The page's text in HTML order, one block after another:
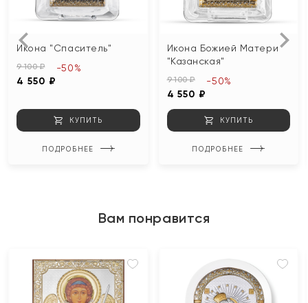
Икона "Спаситель"
9 100 ₽
4 550 ₽
-50%
КУПИТЬ
ПОДРОБНЕЕ
Икона Божией Матери
"Казанская"
9 100 ₽
4 550 ₽
-50%
КУПИТЬ
ПОДРОБНЕЕ
Вам понравится